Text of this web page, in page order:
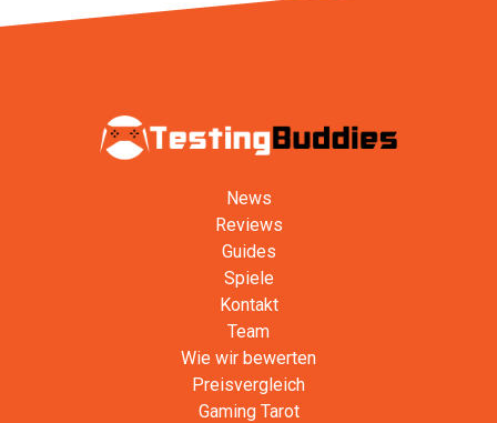
News
Reviews
Guides
Spiele
Kontakt
Team
Wie wir bewerten
Preisvergleich
Gaming Tarot